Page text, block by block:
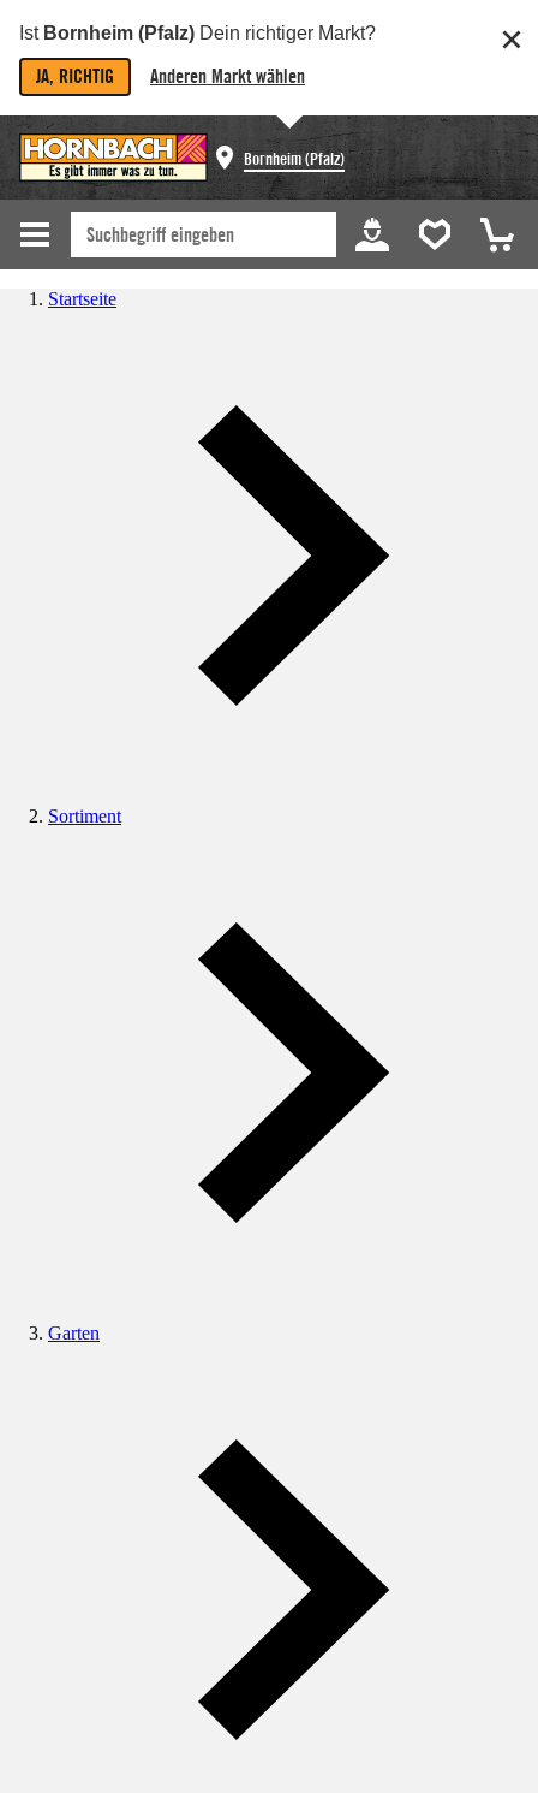
Ist Bornheim (Pfalz) Dein richtiger Markt?
JA, RICHTIG Anderen Markt wählen
Bornheim (Pfalz)
Startseite
Sortiment
Garten